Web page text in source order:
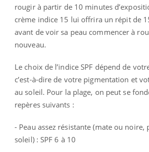
rougir à partir de 10 minutes
crème indice 15 lui offrira un répit de
avant de voir sa peau commencer à
nouveau.
Le choix de l’indice SPF dépend de
c’est-à-dire de votre pigmentation et
au soleil. Pour la plage, on peut se
repères suivants :
- Peau assez résistante (mate ou noire,
soleil) : SPF 6 à 10